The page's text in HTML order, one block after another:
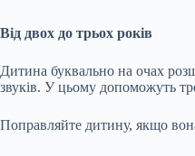
Від двох до трьох років
Дитина буквально на очах
звуків. У цьому допоможуть
Поправляйте дитину, якщо